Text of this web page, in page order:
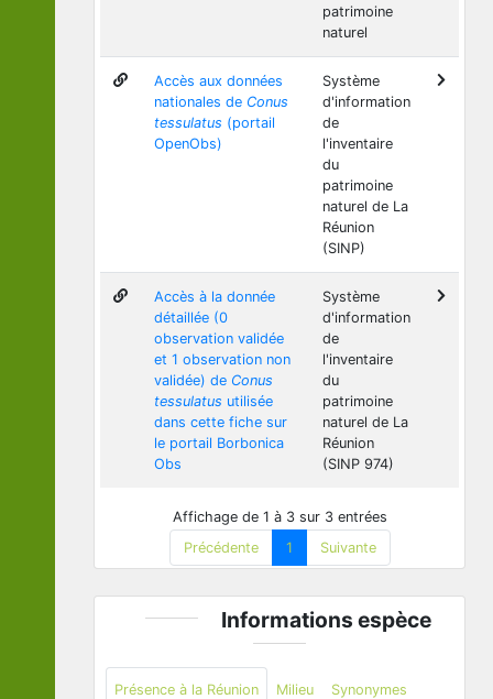
patrimoine
naturel
Accès aux données
nationales de Conus
tessulatus (portail
OpenObs)
Système
d'information
de
l'inventaire
du
patrimoine
naturel de La
Réunion
(SINP)
Accès à la donnée
détaillée (0
observation validée
et 1 observation non
validée) de Conus
tessulatus utilisée
dans cette fiche sur
le portail Borbonica
Obs
Système
d'information
de
l'inventaire
du
patrimoine
naturel de La
Réunion
(SINP 974)
Affichage de 1 à 3 sur 3 entrées
Précédente
1 Suivante
Informations espèce
Présence à la Réunion Milieu Synonymes